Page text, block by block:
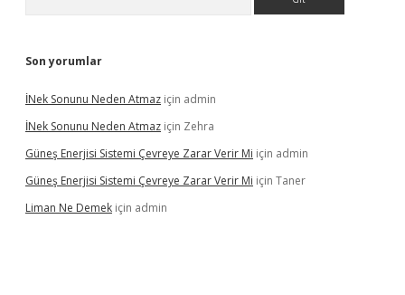
Son yorumlar
İNek Sonunu Neden Atmaz için admin
İNek Sonunu Neden Atmaz için Zehra
Güneş Enerjisi Sistemi Çevreye Zarar Verir Mi için admin
Güneş Enerjisi Sistemi Çevreye Zarar Verir Mi için Taner
Liman Ne Demek için admin